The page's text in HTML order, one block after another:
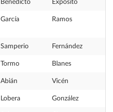
Benedicto Expósito
García Ramos
Samperio Fernández
Tormo Blanes
Abián Vicén
Lobera González